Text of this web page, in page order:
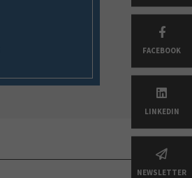
FACEBOOK
LINKEDIN
NEWSLETTER